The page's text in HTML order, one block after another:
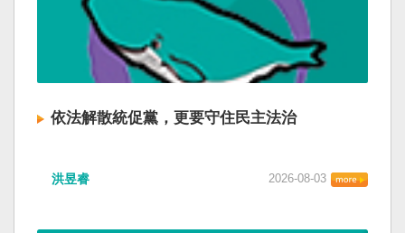
依法解散統促黨，更要守住民主法治
洪昱睿 2026-08-03